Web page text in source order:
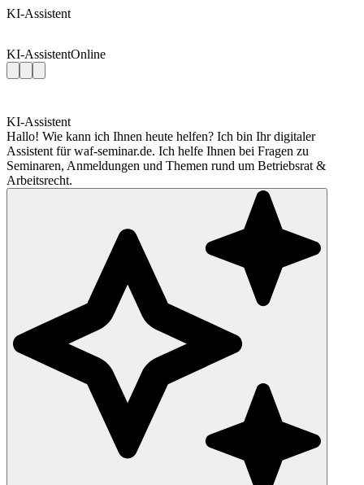
KI-Assistent
KI-AssistentOnline
KI-Assistent
Hallo! Wie kann ich Ihnen heute helfen? Ich bin Ihr digitaler
Assistent für waf-seminar.de. Ich helfe Ihnen bei Fragen zu
Seminaren, Anmeldungen und Themen rund um Betriebsrat &
Arbeitsrecht.